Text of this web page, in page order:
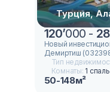
Турция,
120’000 -
Новый
Демиртиш
Тип
Комнаты: 1
50-148м²